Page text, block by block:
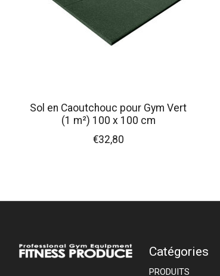
Sol en Caoutchouc pour Gym Vert
(1 m²) 100 x 100 cm
€32,80
Catégories
PRODUITS